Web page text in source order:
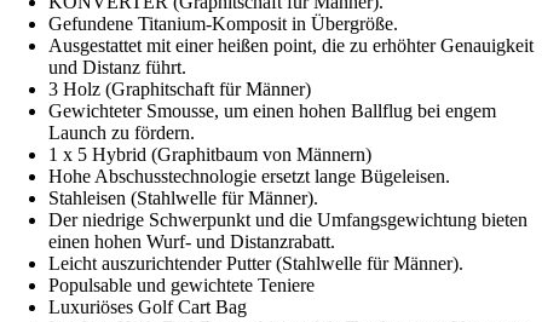
Gefundene Titanium-Komposit in Übergröße.
Ausgestattet mit einer heißen point, die zu erhöhter Genauigkeit
und Distanz führt.
3 Holz (Graphitschaft für Männer)
Gewichteter Smousse, um einen hohen Ballflug bei engem
Launch zu fördern.
1 x 5 Hybrid (Graphitbaum von Männern)
Hohe Abschusstechnologie ersetzt lange Bügeleisen.
Stahleisen (Stahlwelle für Männer).
Der niedrige Schwerpunkt und die Umfangsgewichtung bieten
einen hohen Wurf- und Distanzrabatt.
Leicht auszurichtender Putter (Stahlwelle für Männer).
Populsable und gewichtete Teniere
Luxuriöses Golf Cart Bag